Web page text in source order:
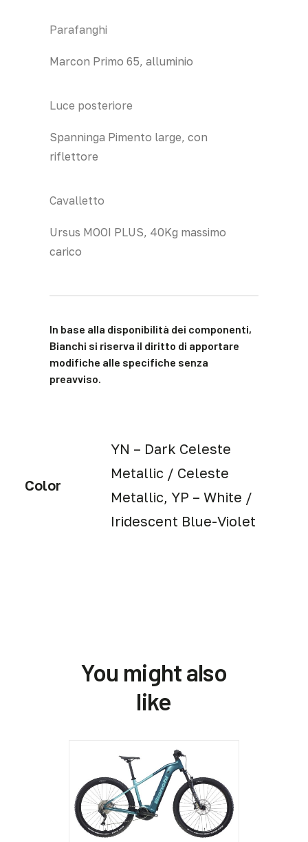
Parafanghi
Marcon Primo 65, alluminio
Luce posteriore
Spanninga Pimento large, con
riflettore
Cavalletto
Ursus MOOI PLUS, 40Kg massimo
carico
In base alla disponibilità dei componenti,
Bianchi si riserva il diritto di apportare
modifiche alle specifiche senza
preavviso.
Color
YN – Dark Celeste
Metallic / Celeste
Metallic, YP – White /
Iridescent Blue-Violet
You might also
like